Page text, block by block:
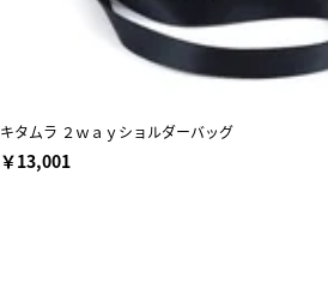
キタムラ ２ｗａｙショルダーバッグ
￥13,001